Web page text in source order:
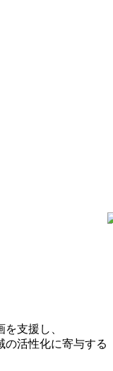
支援し、
の活性化に寄与する